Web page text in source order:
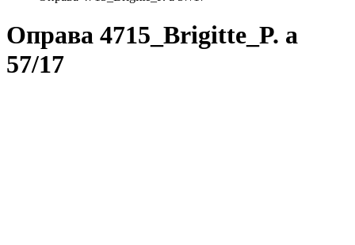
Оправа 4715_Brigitte_P. a
57/17